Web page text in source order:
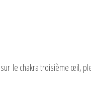
le chakra troisième œil,